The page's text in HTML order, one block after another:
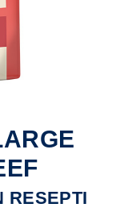
RESEPTI